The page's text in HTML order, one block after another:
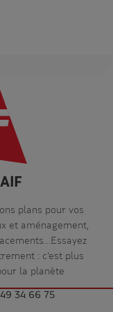
plans pour vos
et aménagement,
: c’est plus
la planète
34 66 75